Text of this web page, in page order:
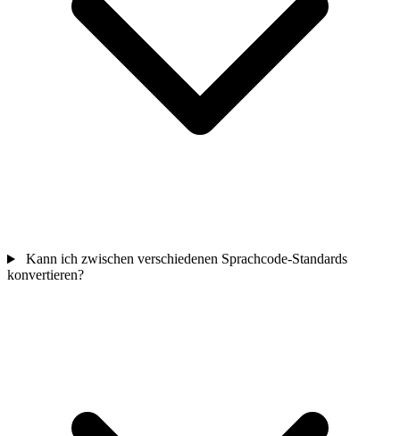
Kann ich zwischen verschiedenen Sprachcode-Standards
konvertieren?